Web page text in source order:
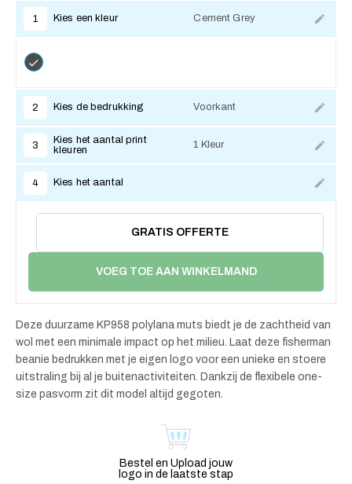
1 Kies een kleur Cement Grey
2 Kies de bedrukking Voorkant
3
Kies het aantal print
kleuren
1 Kleur
4 Kies het aantal
GRATIS OFFERTE
VOEG TOE AAN WINKELMAND
Deze duurzame KP958 polylana muts biedt je de zachtheid van
wol met een minimale impact op het milieu. Laat deze fisherman
beanie bedrukken met je eigen logo voor een unieke en stoere
uitstraling bij al je buitenactiviteiten. Dankzij de flexibele one-
size pasvorm zit dit model altijd gegoten.
Bestel en Upload jouw
logo in de laatste stap